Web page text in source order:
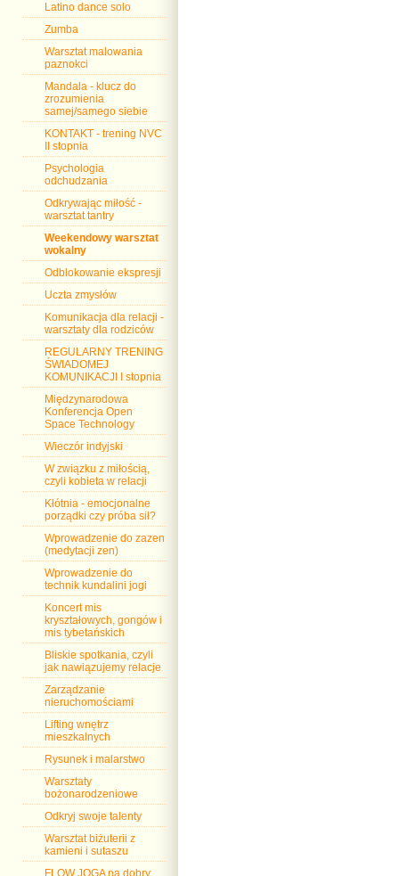
Latino dance solo
Zumba
Warsztat malowania
paznokci
Mandala - klucz do
zrozumienia
samej/samego siebie
KONTAKT - trening NVC
II stopnia
Psychologia
odchudzania
Odkrywając miłość -
warsztat tantry
Weekendowy warsztat
wokalny
Odblokowanie ekspresji
Uczta zmysłów
Komunikacja dla relacji -
warsztaty dla rodziców
REGULARNY TRENING
ŚWIADOMEJ
KOMUNIKACJI I stopnia
Międzynarodowa
Konferencja Open
Space Technology
Wieczór indyjski
W związku z miłością,
czyli kobieta w relacji
Kłótnia - emocjonalne
porządki czy próba sił?
Wprowadzenie do zazen
(medytacji zen)
Wprowadzenie do
technik kundalini jogi
Koncert mis
kryształowych, gongów i
mis tybetańskich
Bliskie spotkania, czyli
jak nawiązujemy relacje
Zarządzanie
nieruchomościami
Lifting wnętrz
mieszkalnych
Rysunek i malarstwo
Warsztaty
bożonarodzeniowe
Odkryj swoje talenty
Warsztat biżuterii z
kamieni i sutaszu
FLOW JOGA na dobry